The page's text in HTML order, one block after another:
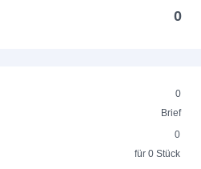
0
0
Brief
0
für 0 Stück